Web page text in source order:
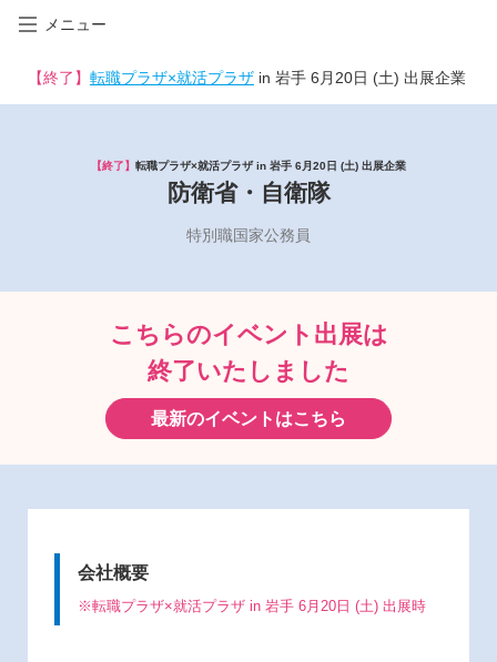
メニュー
【終了】 転職プラザ×就活プラザ in 岩手 6月20日 (土) 出展企業
【終了】 転職プラザ×就活プラザ in 岩手 6月20日 (土) 出展企業
防衛省・自衛隊
特別職国家公務員
こちらのイベント出展は
終了いたしました
最新のイベントはこちら
会社概要
※転職プラザ×就活プラザ in 岩手 6月20日 (土) 出展時